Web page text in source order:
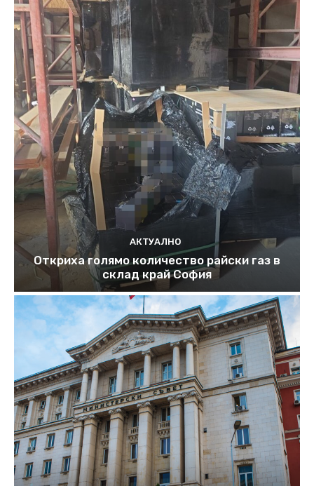
АКТУАЛНО
Откриха голямо количество райски газ в
склад край София